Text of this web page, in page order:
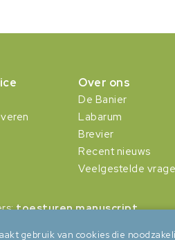
Over ons
De Banier
Labarum
Brevier
Recent nieuws
Veelgestelde
toesturen manuscript
gebruik van cookies die